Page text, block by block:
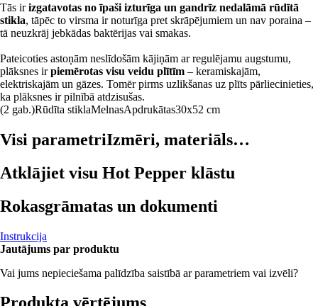
Tās irizgatavotas no īpaši izturīga un gandrīz nedalāmā rūdītā
stikla, tāpēc to virsma ir noturīga pret skrāpējumiem un nav poraina –
tā neuzkrāj jebkādas baktērijas vai smakas.
Pateicoties astoņām neslīdošām kājiņām ar regulējamu augstumu,
plāksnes irpiemērotas visu veidu plītīm – keramiskajām,
elektriskajām un gāzes. Tomēr pirms uzlikšanas uz plīts pārliecinieties,
ka plāksnes ir pilnībā atdzisušas.
(2 gab.)Rūdīta stiklaMelnasApdrukātas30x52 cm
Visi parametriIzmēri, materiāls…
Atklājiet visu Hot Pepper klāstu
Rokasgrāmatas un dokumenti
Instrukcija
Jautājums par produktu
Vai jums nepieciešama palīdzība saistībā ar parametriem vai izvēli?